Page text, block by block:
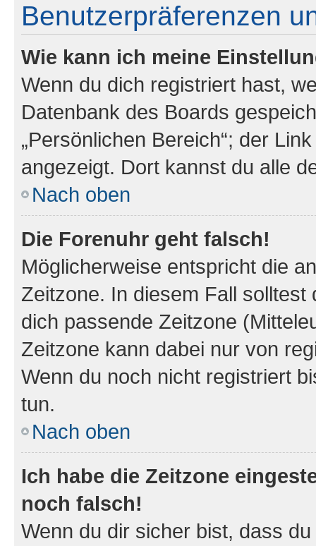
Benutzerpräferenzen
Wie kann ich meine
Wenn du dich registriert hast,
Datenbank des Boards
„Persönlichen Bereich“; der
angezeigt. Dort kannst du alle
Nach oben
Die Forenuhr geht falsch!
Möglicherweise entspricht die
Zeitzone. In diesem Fall solltest
dich passende Zeitzone
Zeitzone kann dabei nur von
Wenn du noch nicht registriert
tun.
Nach oben
Ich habe die Zeitzone
noch falsch!
Wenn du dir sicher bist, dass